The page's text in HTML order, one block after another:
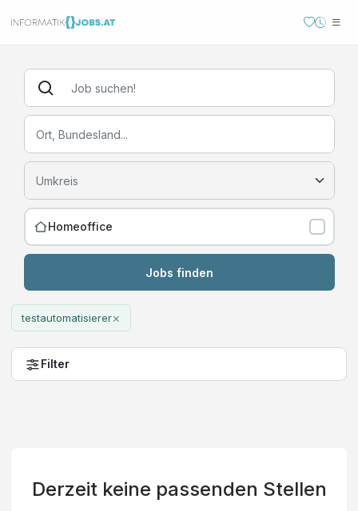
Homeoffice
Jobs finden
testautomatisierer×
Filter
Derzeit keine passenden Stellen